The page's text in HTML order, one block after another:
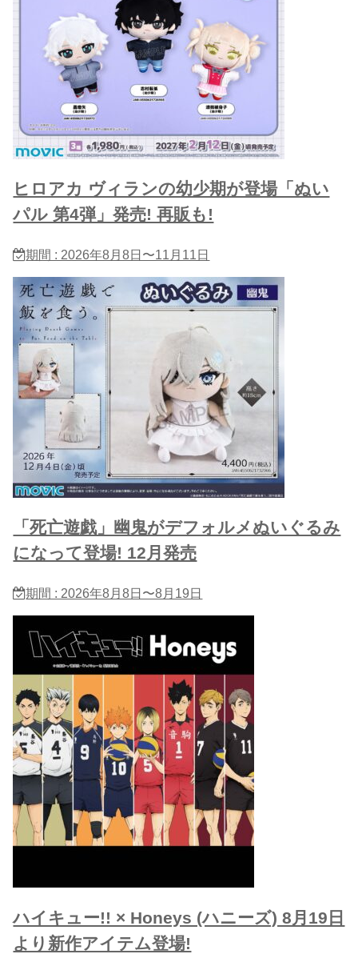
ヒロアカ ヴィランの幼少期が登場「ぬい
パル 第4弾」発売! 再販も!
期間 : 2026年8月8日〜11月11日
「死亡遊戯」幽鬼がデフォルメぬいぐるみ
になって登場! 12月発売
期間 : 2026年8月8日〜8月19日
ハイキュー!! × Honeys (ハニーズ) 8月19日
より新作アイテム登場!